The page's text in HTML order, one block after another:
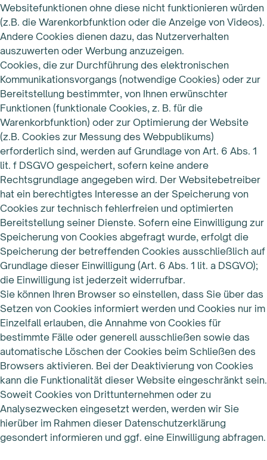
Websitefunktionen ohne diese nicht funktionieren würden
(z.B. die Warenkorbfunktion oder die Anzeige von Videos).
Andere Cookies dienen dazu, das Nutzerverhalten
auszuwerten oder Werbung anzuzeigen.
Cookies, die zur Durchführung des elektronischen
Kommunikationsvorgangs (notwendige Cookies) oder zur
Bereitstellung bestimmter, von Ihnen erwünschter
Funktionen (funktionale Cookies, z. B. für die
Warenkorbfunktion) oder zur Optimierung der Website
(z.B. Cookies zur Messung des Webpublikums)
erforderlich sind, werden auf Grundlage von Art. 6 Abs. 1
lit. f DSGVO gespeichert, sofern keine andere
Rechtsgrundlage angegeben wird. Der Websitebetreiber
hat ein berechtigtes Interesse an der Speicherung von
Cookies zur technisch fehlerfreien und optimierten
Bereitstellung seiner Dienste. Sofern eine Einwilligung zur
Speicherung von Cookies abgefragt wurde, erfolgt die
Speicherung der betreffenden Cookies ausschließlich auf
Grundlage dieser Einwilligung (Art. 6 Abs. 1 lit. a DSGVO);
die Einwilligung ist jederzeit widerrufbar.
Sie können Ihren Browser so einstellen, dass Sie über das
Setzen von Cookies informiert werden und Cookies nur im
Einzelfall erlauben, die Annahme von Cookies für
bestimmte Fälle oder generell ausschließen sowie das
automatische Löschen der Cookies beim Schließen des
Browsers aktivieren. Bei der Deaktivierung von Cookies
kann die Funktionalität dieser Website eingeschränkt sein.
Soweit Cookies von Drittunternehmen oder zu
Analysezwecken eingesetzt werden, werden wir Sie
hierüber im Rahmen dieser Datenschutzerklärung
gesondert informieren und ggf. eine Einwilligung abfragen.